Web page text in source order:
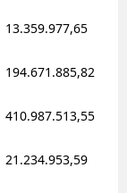
Ordu
13.359.977,65
194.671.885,82
410.987.513,55
21.234.953,59